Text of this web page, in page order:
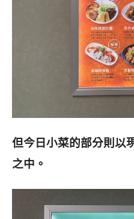
但今日小菜的部分則以
之中 。